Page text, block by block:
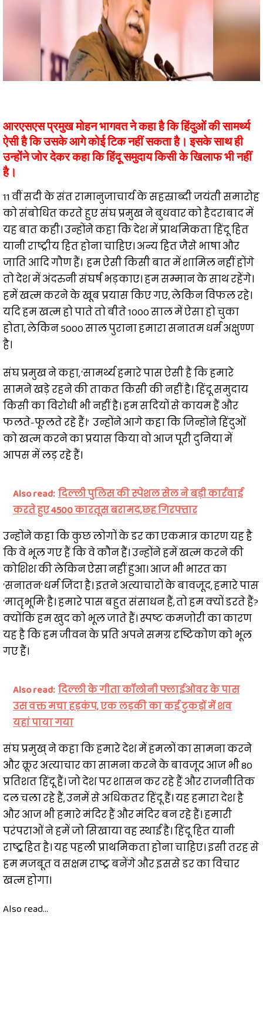
आरएसएस प्रमुख मोहन भागवत ने कहा है कि हिंदुओं की सामर्थ्य
ऐसी है कि उसके आगे कोई टिक नहीं सकता है। इसके साथ ही
उन्होंने जोर देकर कहा कि हिंदू समुदाय किसी के खिलाफ भी नहीं
है।
11 वीं सदी के संत रामानुजाचार्य के सहस्राब्दी जयंती समारोह
को संबोधित करते हुए संघ प्रमुख ने बुधवार को हैदराबाद में
यह बात कही। उन्होंने कहा कि देश में प्राथमिकता हिंदू हित
यानी राष्ट्रीय हित होना चाहिए। अन्य हित जैसे भाषा और
जाति आदि गौण हैं। हम ऐसी किसी बात में शामिल नहीं होंगे
तो देश में अंदरुनी संघर्ष भड़काए। हम सम्मान के साथ रहेंगे।
हमें खत्म करने के खूब प्रयास किए गए, लेकिन विफल रहे।
यदि हम खत्म हो पाते तो बीते 1000 साल में ऐसा हो चुका
होता, लेकिन 5000 साल पुराना हमारा सनातम धर्म अक्षुण्ण
है।
संघ प्रमुख ने कहा, ‘सामर्थ्य हमारे पास ऐसी है कि हमारे
सामने खड़े रहने की ताकत किसी की नहीं है। हिंदू समुदाय
किसी का विरोधी भी नहीं है। हम सदियों से कायम हैं और
फलते-फूलते रहे हैं।’ उन्होंने आगे कहा कि जिन्होंने हिंदुओं
को खत्म करने का प्रयास किया वो आज पूरी दुनिया में
आपस में लड़ रहे हैं।
Also read: दिल्ली पुलिस की स्पेशल सेल ने बड़ी कार्रवाई
करते हुए 4500 कारतूस बरामद,छह गिरफ्तार
उन्होंने कहा कि कुछ लोगों के डर का एकमात्र कारण यह है
कि वे भूल गए हैं कि वे कौन हैं। उन्होंने हमें खत्म करने की
कोशिश की लेकिन ऐसा नहीं हुआ। आज भी भारत का
‘सनातन’ धर्म जिंदा है। इतने अत्याचारों के बावजूद, हमारे पास
‘मातृभूमि’ है। हमारे पास बहुत संसाधन हैं, तो हम क्यों डरते हैं?
क्योंकि हम खुद को भूल जाते हैं। स्पष्ट कमजोरी का कारण
यह है कि हम जीवन के प्रति अपने समग्र दृष्टिकोण को भूल
गए हैं।
Also read: दिल्ली के गीता कॉलोनी फ्लाईओवर के पास
उस वक्त मचा हड़कंप, एक लड़की का कई टुकड़ों में शव
यहां पाया गया
संघ प्रमुख् ने कहा कि हमारे देश में हमलों का सामना करने
और क्रूर अत्याचार का सामना करने के बावजूद आज भी 80
प्रतिशत हिंदू हैं। जो देश पर शासन कर रहे हैं और राजनीतिक
दल चला रहे हैं, उनमें से अधिकतर हिंदू हैं। यह हमारा देश है
और आज भी हमारे मंदिर हैं और मंदिर बन रहे हैं। हमारी
परंपराओं ने हमें जो सिखाया वह स्थाई है। हिंदू हित यानी
राष्ट्र्रहित है। यह पहली प्राथमिकता होना चाहिए। इसी तरह से
हम मजबूत व सक्षम राष्ट्र बनेंगे और इससे डर का विचार
खत्म होगा।
Also read...